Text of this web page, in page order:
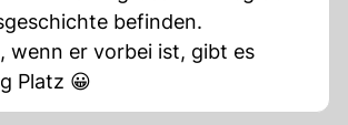
befinden.
wenn er vorbei ist, gibt es
Platz 😀